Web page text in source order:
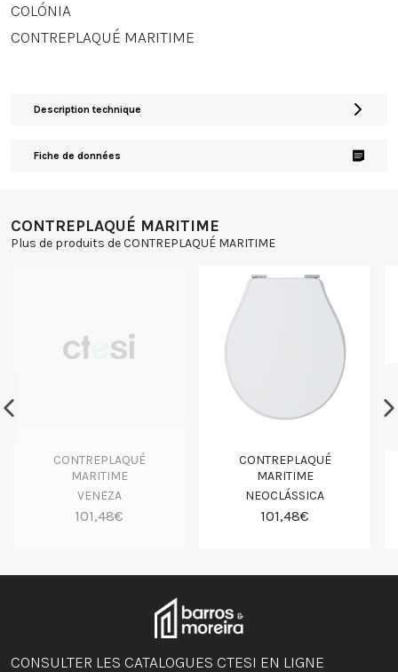
COLÓNIA
CONTREPLAQUÉ MARITIME
Description technique
Fiche de données
CONTREPLAQUÉ MARITIME
Plus de produits de CONTREPLAQUÉ MARITIME
CONTREPLAQUÉ
MARITIME
VENEZA
101,48€
CONTREPLAQUÉ
MARITIME
NEOCLÁSSICA
101,48€
CONSULTER LES CATALOGUES CTESI EN LIGNE